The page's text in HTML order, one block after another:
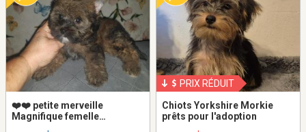
❤️❤️ petite merveille
Magnifique femelle
PRIX RÉDUIT
Chiots Yorkshire Morkie
prêts pour l'adoption